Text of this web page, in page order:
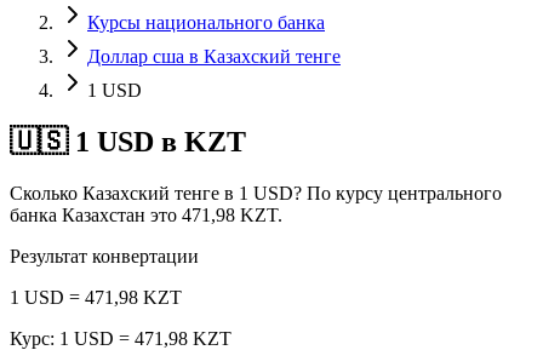
Курсы национального банка
Доллар сша в Казахский тенге
1 USD
🇺🇸 1 USD в KZT
Сколько Казахский тенге в 1 USD? По курсу центрального
банка Казахстан это 471,98 KZT.
Результат конвертации
1 USD = 471,98 KZT
Курс: 1 USD = 471,98 KZT